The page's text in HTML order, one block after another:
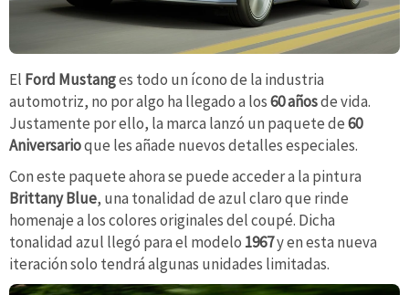
El Ford Mustanges todo un ícono de la industria
automotriz, no por algo ha llegado a los60 añosde vida.
Justamente por ello, la marca lanzó un paquete de60
Aniversarioque les añade nuevos detalles especiales.
Con este paquete ahora se puede acceder a la pintura
Brittany Blue, una tonalidad de azul claro que rinde
homenaje a los colores originales del coupé. Dicha
tonalidad azul llegó para el modelo 1967y en esta nueva
iteración solo tendrá algunas unidades limitadas.